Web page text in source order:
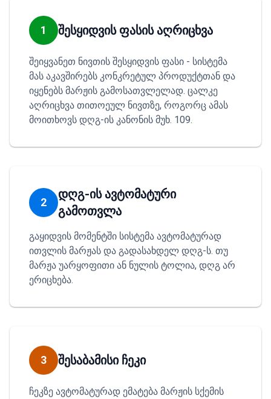
1 შესყიდვის ფასის აღრიცხვა
შეიყვანეთ ნივთის შესყიდვის ფასი - სისტემა
მას აკავშირებს კონკრეტულ პროდუქტთან და
იყენებს მარჟის გამოსათვლელად. ცალკე
აღრიცხვა თითოეულ ნივთზე, როგორც ამას
მოითხოვს დღგ-ის კანონის მუხ. 109.
2
დღგ-ის ავტომატური
გამოთვლა
გაყიდვის მომენტში სისტემა ავტომატურად
ითვლის მარჟას და გადასახდელ დღგ-ს. თუ
მარჟა უარყოფითი ან ნულის ტოლია, დღგ არ
ერიცხება.
3 შესაბამისი ჩეკი
ჩეკზე ავტომატურად ემატება მარჟის სქემის